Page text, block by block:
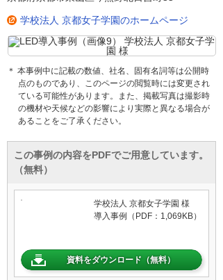
学校法人 京都女子学園のホームページ
＊ 本事例中に記載の数値、社名、固有名詞等は公開時
点のものであり、このページの閲覧時には変更され
ている可能性があります。また、掲載写真は撮影時
の機材や天候などの影響により実際と異なる場合が
あることをご了承ください。
この事例の内容をPDFでご用意しています。
（無料）
学校法人 京都女子学園 様
導入事例（PDF：1,069KB）
資料をダウンロード（無料）